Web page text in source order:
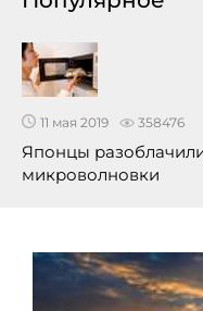
11 мая 2019 358476
Японцы
микроволновки